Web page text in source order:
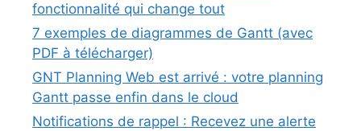
fonctionnalité qui change tout
7 exemples de diagrammes de Gantt (avec
PDF à télécharger)
GNT Planning Web est arrivé : votre planning
Gantt passe enfin dans le cloud
Notifications de rappel : Recevez une alerte